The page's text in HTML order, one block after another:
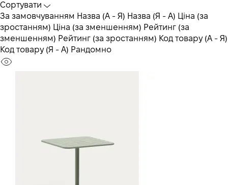
Сортувати
За замовчуванням Назва (А - Я) Назва (Я - А) Ціна (за
зростанням) Ціна (за зменшенням) Рейтинг (за
зменшенням) Рейтинг (за зростанням) Код товару (А - Я)
Код товару (Я - А) Рандомно